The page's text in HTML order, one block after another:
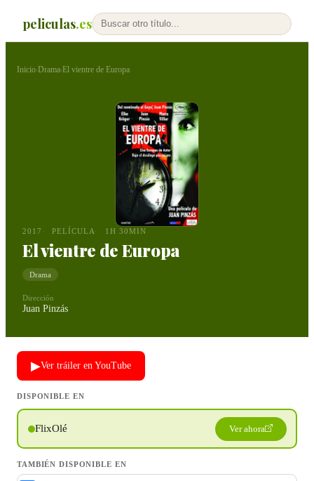
peliculas.es
Inicio›Drama›El vientre de Europa
2017 PELÍCULA 1H 30MIN
El vientre de Europa
Drama
Dirección
Juan Pinzás
▶Ver tráiler en YouTube
DISPONIBLE EN
FlixOlé Ver ahora
TAMBIÉN DISPONIBLE EN